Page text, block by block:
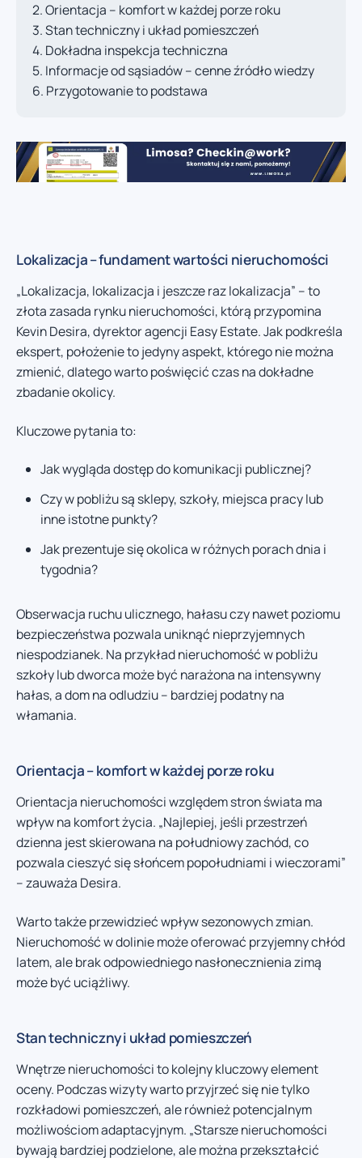
Orientacja – komfort w każdej porze roku
Stan techniczny i układ pomieszczeń
Dokładna inspekcja techniczna
Informacje od sąsiadów – cenne źródło wiedzy
Przygotowanie to podstawa
Lokalizacja – fundament wartości nieruchomości
„Lokalizacja, lokalizacja i jeszcze raz lokalizacja” – to
złota zasada rynku nieruchomości, którą przypomina
Kevin Desira, dyrektor agencji Easy Estate. Jak podkreśla
ekspert, położenie to jedyny aspekt, którego nie można
zmienić, dlatego warto poświęcić czas na dokładne
zbadanie okolicy.
Kluczowe pytania to:
Jak wygląda dostęp do komunikacji publicznej?
Czy w pobliżu są sklepy, szkoły, miejsca pracy lub
inne istotne punkty?
Jak prezentuje się okolica w różnych porach dnia i
tygodnia?
Obserwacja ruchu ulicznego, hałasu czy nawet poziomu
bezpieczeństwa pozwala uniknąć nieprzyjemnych
niespodzianek. Na przykład nieruchomość w pobliżu
szkoły lub dworca może być narażona na intensywny
hałas, a dom na odludziu – bardziej podatny na
włamania.
Orientacja – komfort w każdej porze roku
Orientacja nieruchomości względem stron świata ma
wpływ na komfort życia. „Najlepiej, jeśli przestrzeń
dzienna jest skierowana na południowy zachód, co
pozwala cieszyć się słońcem popołudniami i wieczorami”
– zauważa Desira.
Warto także przewidzieć wpływ sezonowych zmian.
Nieruchomość w dolinie może oferować przyjemny chłód
latem, ale brak odpowiedniego nasłonecznienia zimą
może być uciążliwy.
Stan techniczny i układ pomieszczeń
Wnętrze nieruchomości to kolejny kluczowy element
oceny. Podczas wizyty warto przyjrzeć się nie tylko
rozkładowi pomieszczeń, ale również potencjalnym
możliwościom adaptacyjnym. „Starsze nieruchomości
bywają bardziej podzielone, ale można przekształcić